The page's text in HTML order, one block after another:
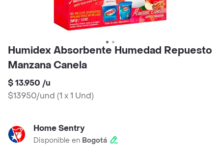
Humidex Absorbente Humedad Repuesto
Manzana Canela
$ 13.950 /u
$13950/und (1 x 1 Und)
Home Sentry
Disponible en Bogotá